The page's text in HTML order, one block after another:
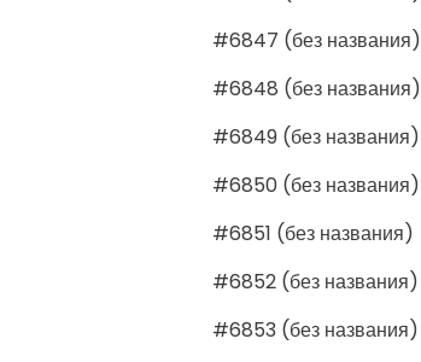
#6847 (без названия)
#6848 (без названия)
#6849 (без названия)
#6850 (без названия)
#6851 (без названия)
#6852 (без названия)
#6853 (без названия)